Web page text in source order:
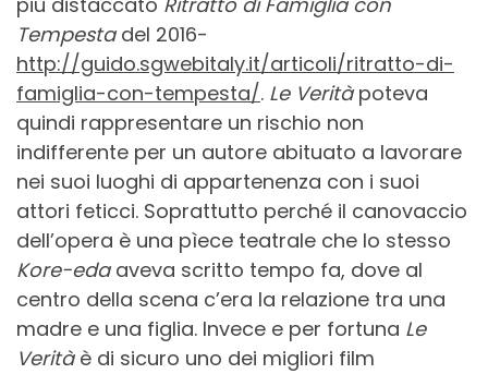
Tempestadel 2016-
http://guido.sgwebitaly.it/articoli/ritratto-di-
famiglia-con-tempesta/. Le Veritàpoteva
quindi rappresentare un rischio non
indifferente per un autore abituato a lavorare
nei suoi luoghi di appartenenza con i suoi
attori feticci. Soprattutto perché il canovaccio
dell’opera è una pìece teatrale che lo stesso
Kore-edaaveva scritto tempo fa, dove al
centro della scena c’era la relazione tra una
madre e una figlia. Invece e per fortuna Le
Verità è di sicuro uno dei migliori film